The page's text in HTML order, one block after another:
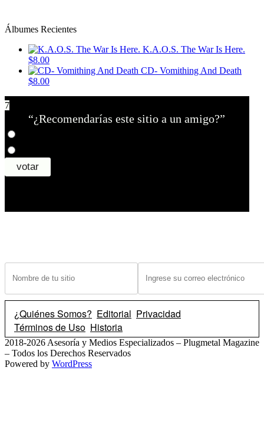
Álbumes Recientes
K.A.O.S. The War Is Here.
$8.00
CD- Vomithing And Death
$8.00
7
“¿Recomendarías este sitio a un amigo?”
¿Quiénes Somos? Editorial Privacidad
Términos de Uso Historia
2018-2026 Asesoría y Medios Especializados – Plugmetal Magazine
– Todos los Derechos Reservados
Powered by WordPress